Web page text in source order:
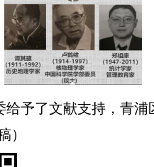
予了文献支持，青浦
）